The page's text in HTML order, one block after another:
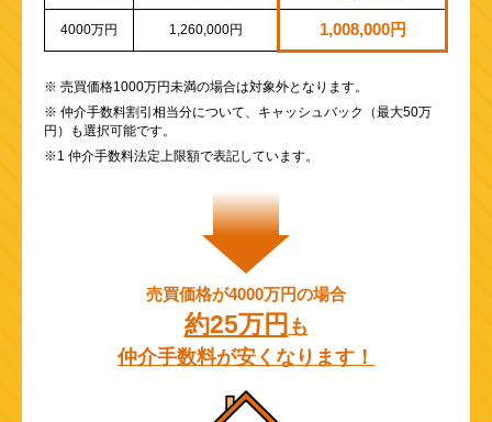
4000万円 1,260,000円 1,008,000円
※ 売買価格1000万円未満の場合は対象外となります。
※ 仲介手数料割引相当分について、キャッシュバック（最大50万
円）も選択可能です。
※1 仲介手数料法定上限額で表記しています。
売買価格が4000万円の場合
約25万円 も
仲介手数料が安くなります！